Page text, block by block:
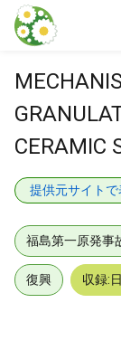
本文に飛ぶ
CERAMIC
提供元サイトで
福島第一原発事
復興 収録: